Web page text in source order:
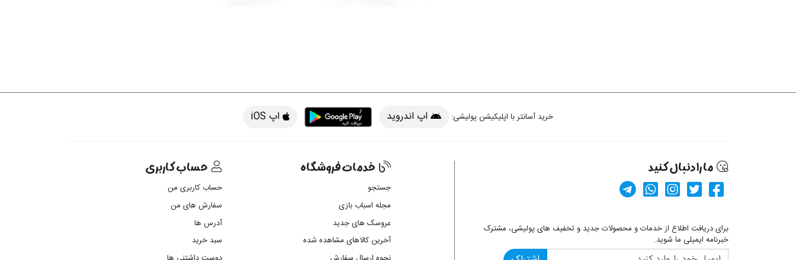
خرید آسانتر با اپلیکیشن پولیشی: اپ اندروید اپ iOS
ما را دنبال کنید
صفحه فیسبوک پولیشی
صفحه پینترست پولیشی
کانال آپارات
ارسال پیام در واتس اپ
کانال تلگرام
برای دریافت اطلاع از خدمات و محصولات جدید و تخفیف های پولیشی، مشترک
خبرنامه ایمیلی ما شوید.
خدمات فروشگاه
جستجو
مجله اسباب بازی
عروسک های جدید
آخرین کالاهای مشاهده شده
حساب کاربری
حساب کاربری من
سفارش های من‎
آدرس ها
سبد خرید